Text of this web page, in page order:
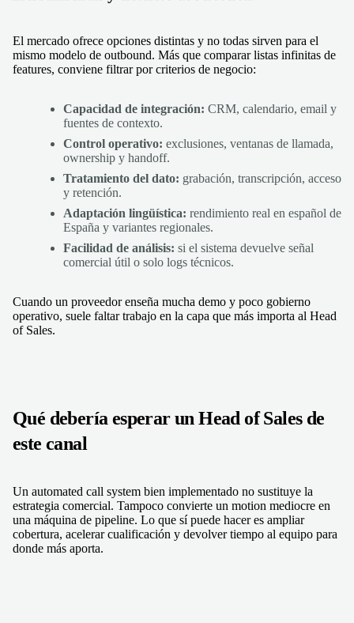
El mercado ofrece opciones distintas y no todas sirven para el
mismo modelo de outbound. Más que comparar listas infinitas de
features, conviene filtrar por criterios de negocio:
Capacidad de integración: CRM, calendario, email y
fuentes de contexto.
Control operativo: exclusiones, ventanas de llamada,
ownership y handoff.
Tratamiento del dato: grabación, transcripción, acceso
y retención.
Adaptación lingüística: rendimiento real en español de
España y variantes regionales.
Facilidad de análisis: si el sistema devuelve señal
comercial útil o solo logs técnicos.
Cuando un proveedor enseña mucha demo y poco gobierno
operativo, suele faltar trabajo en la capa que más importa al Head
of Sales.
Qué debería esperar un Head of Sales de
este canal
Un automated call system bien implementado no sustituye la
estrategia comercial. Tampoco convierte un motion mediocre en
una máquina de pipeline. Lo que sí puede hacer es ampliar
cobertura, acelerar cualificación y devolver tiempo al equipo para
donde más aporta.